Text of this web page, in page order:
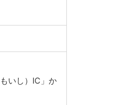
いし）IC」か